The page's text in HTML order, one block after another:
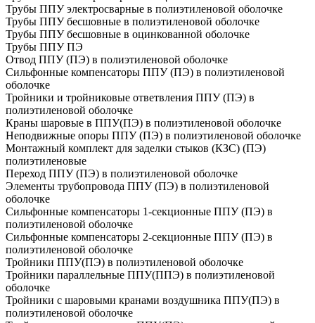
Трубы ППУ электросварные в полиэтиленовой оболочке
Трубы ППУ бесшовные в полиэтиленовой оболочке
Трубы ППУ бесшовные в оцинкованной оболочке
Трубы ППУ ПЭ
Отвод ППУ (ПЭ) в полиэтиленовой оболочке
Сильфонные компенсаторы ППУ (ПЭ) в полиэтиленовой
оболочке
Тройники и тройниковые ответвления ППУ (ПЭ) в
полиэтиленовой оболочке
Краны шаровые в ППУ(ПЭ) в полиэтиленовой оболочке
Неподвижные опоры ППУ (ПЭ) в полиэтиленовой оболочке
Монтажный комплект для заделки стыков (КЗС) (ПЭ)
полиэтиленовые
Переход ППУ (ПЭ) в полиэтиленовой оболочке
Элементы трубопровода ППУ (ПЭ) в полиэтиленовой
оболочке
Сильфонные компенсаторы 1-секционные ППУ (ПЭ) в
полиэтиленовой оболочке
Сильфонные компенсаторы 2-секционные ППУ (ПЭ) в
полиэтиленовой оболочке
Тройники ППУ(ПЭ) в полиэтиленовой оболочке
Тройники параллельные ППУ(ППЭ) в полиэтиленовой
оболочке
Тройники с шаровыми кранами воздушника ППУ(ПЭ) в
полиэтиленовой оболочке